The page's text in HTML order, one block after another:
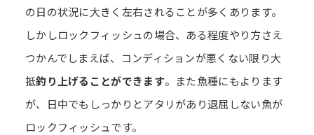
の日の状況に大きく左右されることが多くあります。
しかしロックフィッシュの場合、ある程度やり方さえ
つかんでしまえば、コンディションが悪くない限り大
抵釣り上げることができます。また魚種にもよります
が、日中でもしっかりとアタリがあり退屈しない魚が
ロックフィッシュです。